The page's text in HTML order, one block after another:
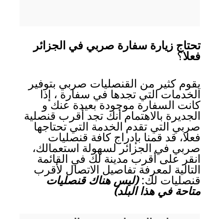
تحتاج زيارة سفارة صربي في الجزائر
فعلا؟
يقوم كثير من القنصليات صربي بتوفير
الخدمات التي تجدها في سفارة ، إذا
كانت السفارة موجودة بعيدة عنك و
الجديرة بالاهتمام أنك تجد أقرب قنصلية
صربي التي تقدم الخدمة التي تحتاجها
فعلا، قد قمنا بإدراج كافة قنصليات
صربي في الجزائر لسهولة استعمالك،
انقر على أقرب مدينة لك في القائمة
التالية لمعرفة تفاصيل الاتصال لأقرب
قنصليات لك:(ليس هناك قنصليات
متاحة في هذا البلد)